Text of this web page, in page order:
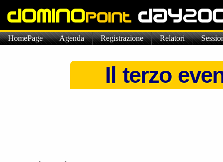
HomePage Agenda Registrazione Relatori
Il terzo